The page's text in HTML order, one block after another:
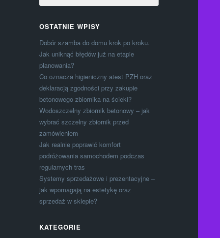
OSTATNIE WPISY
Dobór szamba do domu krok po kroku.
Jak uniknąć błędów już na etapie
planowania?
Co oznacza higieniczny atest PZH oraz
deklaracją zgodności przy zakupie
betonowego zbiornika na ścieki?
Wodoszczelny zbiornik betonowy – jak
wybrać szczelny zbiornik przed
zamówieniem
Jak realnie poprawić komfort
podróżowania samochodem podczas
regularnych tras
Systemy sprzedażowe i prezentacyjne –
jak wpomagają na estetykę oraz
sprzedaż w sklepie?
KATEGORIE